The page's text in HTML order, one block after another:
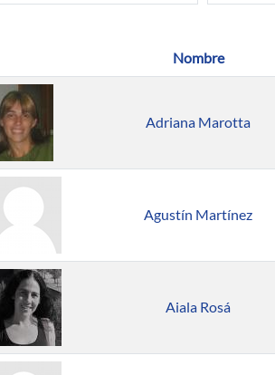
Nombre
Adriana Marotta
Agustín Martínez
Aiala Rosá